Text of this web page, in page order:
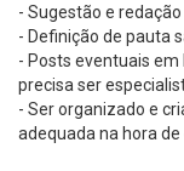
- Sugestão e
- Definição de pauta
- Posts eventuais em
precisa ser
- Ser organizado e
adequada na hora